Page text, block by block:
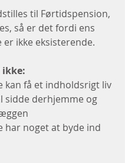
til Førtidspension,
så er det fordi ens
er ikke eksisterende.
ikke:
kan få et indholdsrigt liv
sidde derhjemme og
har noget at byde ind